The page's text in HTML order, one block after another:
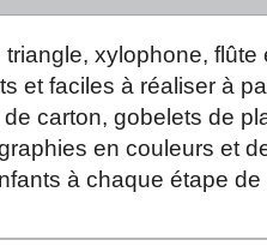
xylophone,
et faciles à réaliser à
carton, gobelets de
en couleurs et
à chaque étape de